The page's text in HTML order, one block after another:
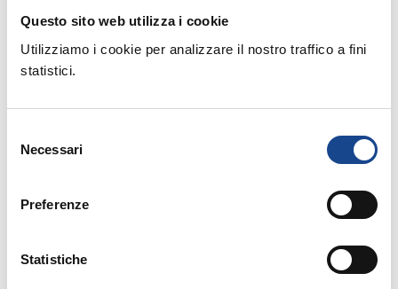
Questo sito web utilizza i cookie
Utilizziamo i cookie per analizzare il nostro traffico a fini
statistici.
delNecessari
Preferenze
Statistiche
qualificazione per Messi Comunali
CASTEL SAN PIETRO TERME (BO) -
Corso abilitante di formazione e qualificazione